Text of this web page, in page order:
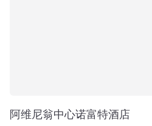
阿维尼翁中心诺富特酒店